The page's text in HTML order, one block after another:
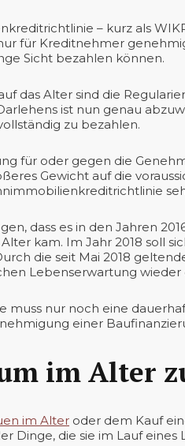
– kurz als
für Kreditnehmer
Sicht bezahlen können.
das Alter sind die
ist nun genau
zu bezahlen.
für oder gegen die
Gewicht auf die
dass es in den Jahren
kam. Im Jahr 2018 soll
die seit Mai 2018
Lebenserwartung
muss nur noch eine
einer
im Alter
im Alter oder dem Kauf
Dinge, die sie im Lauf